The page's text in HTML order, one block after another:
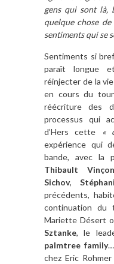
gens qui sont là,
quelque chose
sentiments qui se
Sentiments si
paraît longue
réinjecter de la
en cours du
réécriture des
processus qui
d’Hers cette
«
expérience qui
bande, avec la
Thibault Vinçon
Sichov,
précédents,
continuation du
Mariette Désert
Sztanke, le
palmtree family
chez Eric